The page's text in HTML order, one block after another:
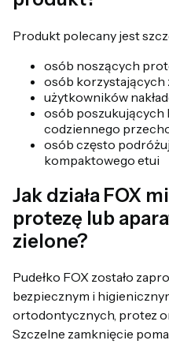
Produkt polecany jest
osób noszących
osób
użytkowników
osób poszukujących
codziennego
osób często
kompaktowego etui
Jak działa FOX
protezę lub
zielone?
Pudełko FOX zostało
bezpiecznym i
ortodontycznych, protez
Szczelne zamknięcie